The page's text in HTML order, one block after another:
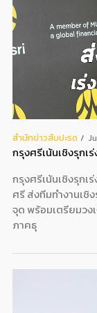
สํานักข่าวสับปะรด
กรุงศรีเน้นเชิงรุก
กรุงศรีเน้นเชิงรุก
ศรี ส่งทีมทำงานเชิ
จุด พร้อมเตรียมว
ภาคธุ